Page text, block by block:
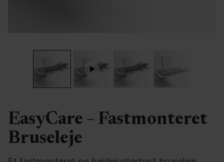
EasyCare – Fastmonteret
Bruseleje